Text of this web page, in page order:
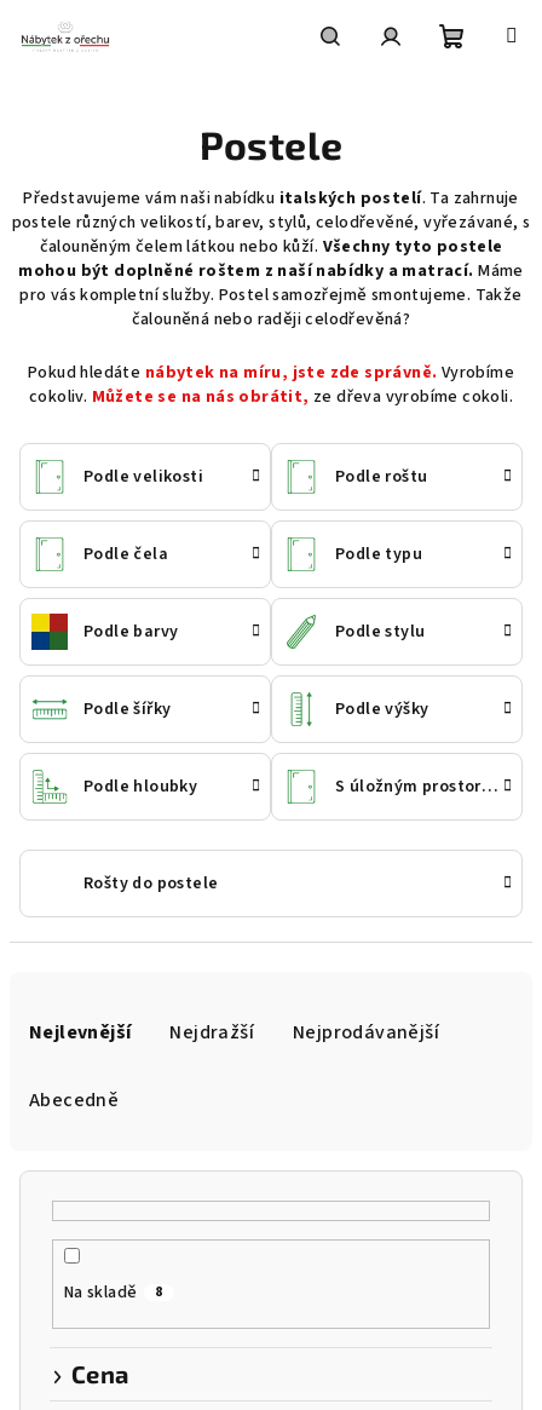
obsah
Postele
Představujeme vám naši nabídku italských postelí. Ta zahrnuje
postele různých velikostí, barev, stylů, celodřevěné, vyřezávané, s
čalouněným čelem látkou nebo kůží. Všechny tyto postele
mohou být doplněné roštem z naší nabídky a matrací. Máme
pro vás kompletní služby. Postel samozřejmě smontujeme. Takže
čalouněná nebo raději celodřevěná?
Pokud hledáte nábytek na míru, jste zde správně. Vyrobíme
cokoliv. Můžete se na nás obrátit, ze dřeva vyrobíme cokoli.
Podle velikosti Podle roštu
Podle čela Podle typu
Podle barvy Podle stylu
Podle šířky Podle výšky
Podle hloubky S úložným prostorem
Rošty do postele
Nejlevnější Nejdražší Nejprodávanější
Abecedně
Na skladě 8
Cena